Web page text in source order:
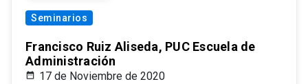
Seminarios
Francisco Ruiz Aliseda, PUC Escuela de
Administración
17 de Noviembre de 2020